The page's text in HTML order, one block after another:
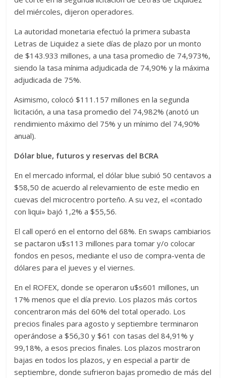
del miércoles, dijeron operadores.
La autoridad monetaria efectuó la primera subasta
Letras de Liquidez a siete días de plazo por un monto
de $143.933 millones, a una tasa promedio de 74,973%,
siendo la tasa mínima adjudicada de 74,90% y la máxima
adjudicada de 75%.
Asimismo, colocó $111.157 millones en la segunda
licitación, a una tasa promedio del 74,982% (anotó un
rendimiento máximo del 75% y un mínimo del 74,90%
anual).
Dólar blue, futuros y reservas del BCRA
En el mercado informal, el dólar blue subió 50 centavos a
$58,50 de acuerdo al relevamiento de este medio en
cuevas del microcentro porteño. A su vez, el «contado
con liqui» bajó 1,2% a $55,56.
El call operó en el entorno del 68%. En swaps cambiarios
se pactaron u$s113 millones para tomar y/o colocar
fondos en pesos, mediante el uso de compra-venta de
dólares para el jueves y el viernes.
En el ROFEX, donde se operaron u$s601 millones, un
17% menos que el día previo. Los plazos más cortos
concentraron más del 60% del total operado. Los
precios finales para agosto y septiembre terminaron
operándose a $56,30 y $61 con tasas del 84,91% y
99,18%, a esos precios finales. Los plazos mostraron
bajas en todos los plazos, y en especial a partir de
septiembre, donde sufrieron bajas promedio de más del